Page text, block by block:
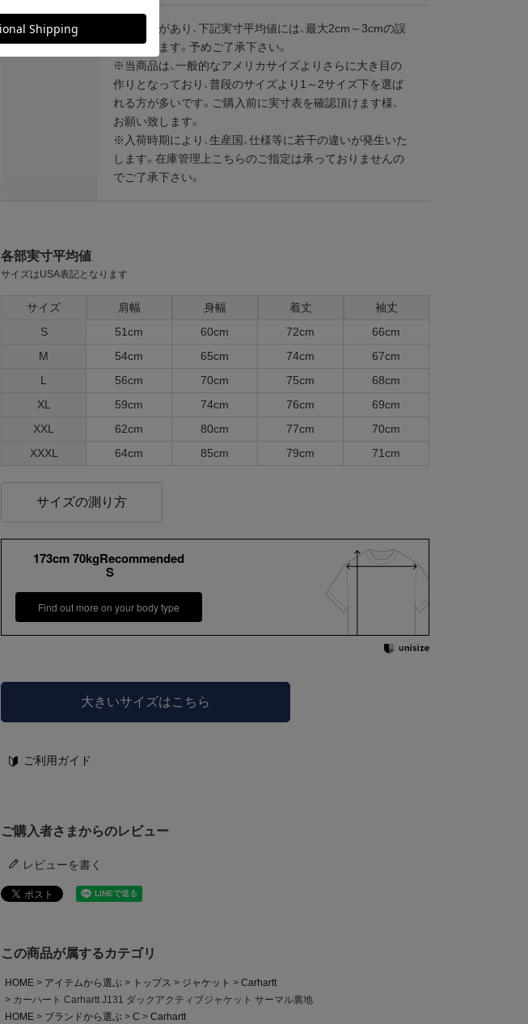
その他仕様
注意点等
※個体差があり、下記実寸平均値には、最大2cm～3cmの誤
差があります。予めご了承下さい。
※当商品は、一般的なアメリカサイズよりさらに大き目の
作りとなっており、普段のサイズより1～2サイズ下を選ば
れる方が多いです。ご購入前に実寸表を確認頂けます様、
お願い致します。
※入荷時期により、生産国、仕様等に若干の違いが発生いた
します。在庫管理上こちらのご指定は承っておりませんの
でご了承下さい。
各部実寸平均値
サイズはUSA表記となります
サイズ 肩幅 身幅 着丈
袖丈
S
51cm 60cm 72cm
66cm
M
54cm 65cm 74cm
67cm
L
56cm 70cm 75cm
68cm
XL
59cm 74cm 76cm
69cm
XXL
62cm 80cm 77cm
70cm
XXXL
64cm 85cm 79cm 71cm
サイズの測り方
173cm 70kgRecommended
S
Find out more on your body type
大きいサイズはこちら
ご利用ガイド
ご購入者さまからのレビュー
レビューを書く
この商品が属するカテゴリ
HOME アイテムから選ぶ トップス ジャケット
Carhartt
カーハート Carhartt J131 ダックアクティブジャケット サーマル裏地
HOME
ブランドから選ぶ C Carhartt